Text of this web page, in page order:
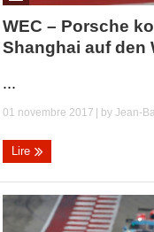
WEC – Porsche
Shanghai auf den
...
01 novembre 2017 | byJean-
Lire